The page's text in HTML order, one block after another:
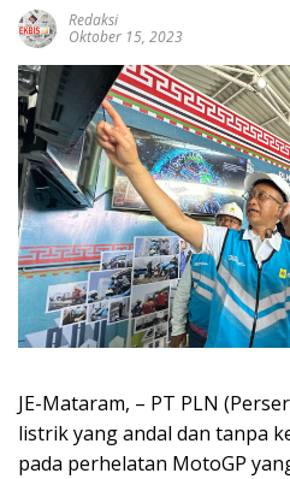
Redaksi
Oktober 15, 2023
JE-Mataram, – PT PLN
listrik yang andal dan tanpa
pada perhelatan MotoGP